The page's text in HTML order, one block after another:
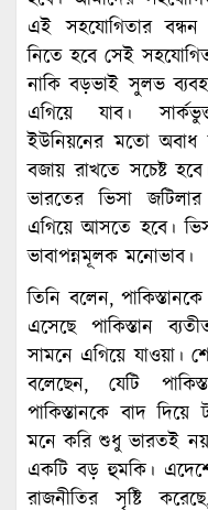
এই সহযোগিতার বন্ধন
নিতে হবে সেই
নাকি বড়ভাই সুলভ
এগিয়ে যাব।
ইউনিয়নের মতো অবাধ
বজায় রাখতে সচেষ্ট
ভারতের ভিসা
এগিয়ে আসতে হবে।
ভাবাপন্নমূলক মনোভাব।
তিনি বলেন,
এসেছে পাকিস্তান
সামনে এগিয়ে যাওয়া।
বলেছেন, যেটি
পাকিস্তানকে বাদ
মনে করি শুধু ভারতই
একটি বড় হুমকি। এদেশে
রাজনীতির সৃষ্টি